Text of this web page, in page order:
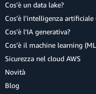
Cos'è un data lake?
Cos'è l'intelligenza artificiale
Cos'è l'IA generativa?
Cos'è il machine learning
Sicurezza nel cloud AWS
Novità
Blog